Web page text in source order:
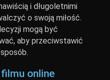
i długoletnimi
o swoją miłość.
mogą być
aby przeciwstawić
online